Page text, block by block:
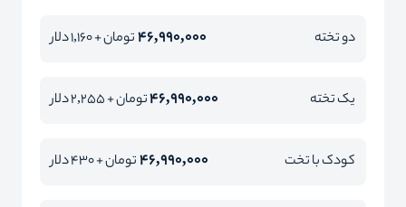
دو تخته 46,990,000تومان + 1,160 دلار
یک تخته 46,990,000تومان + 2,255 دلار
کودک با تخت 46,990,000تومان + 430 دلار